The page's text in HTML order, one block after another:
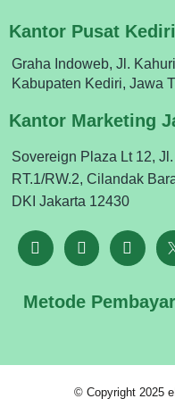
Kantor Pusat Kediri
Graha Indoweb, Jl.
Kabupaten Kediri, Jawa
Kantor Marketing
Sovereign Plaza Lt 12,
RT.1/RW.2, Cilandak
DKI Jakarta 12430
Metode
© Copyright 2025